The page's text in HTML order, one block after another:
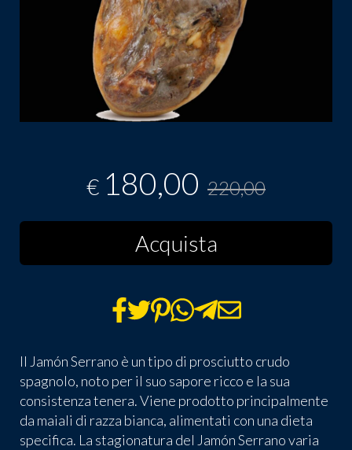
€ 180,00 220,00
Acquista
Il Jamón Serrano è un tipo di prosciutto crudo
spagnolo, noto per il suo sapore ricco e la sua
consistenza tenera. Viene prodotto principalmente
da maiali di razza bianca, alimentati con una dieta
specifica. La stagionatura del Jamón Serrano varia